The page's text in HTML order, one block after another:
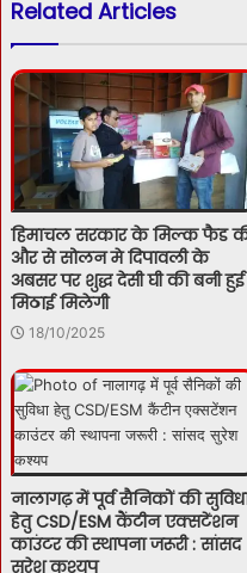
Related Articles
हिमाचल सरकार के मिल्क फैड
और से सोलन मे दिपावली के
अबसर पर शुद्ध देसी घी की बनी हुई
मिठाई मिलेगी
18/10/2025
नालागढ़ में पूर्व सैनिकों की
हेतु CSD/ESM कैंटीन एक्सटेंशन
काउंटर की स्थापना जरूरी : सांसद
सुरेश कश्यप